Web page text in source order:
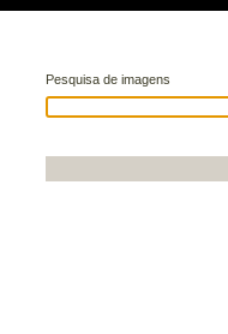
Pesquisa de imagens